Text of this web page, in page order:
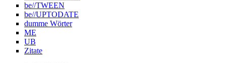
be//TWEEN
be//UPTODATE
dumme Wörter
ME
UB
Zitate